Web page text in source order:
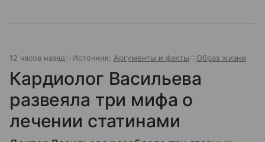
12 часов назад Источник: Аргументы и факты Образ жизни
Кардиолог Васильева
развеяла три мифа о
лечении статинами